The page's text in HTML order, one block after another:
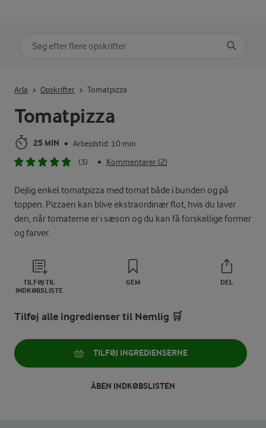
Tomatpizza
25 MIN • Arbejdstid: 10 min
(3)
• Kommentarer (2)
Dejlig enkel tomatpizza med tomat både i bunden og på
toppen. Pizzaen kan blive ekstraordinær flot, hvis du laver
den, når tomaterne er i sæson og du kan få forskellige former
og farver.
TILFØJ TIL
INDKØBSLISTE
GEM DEL
Arla Opskrifter Tomatpizza
Tilføj alle ingredienser til Nemlig 🛒
TILFØJ INGREDIENSERNE
ÅBEN INDKØBSLISTEN
Søg på kategori